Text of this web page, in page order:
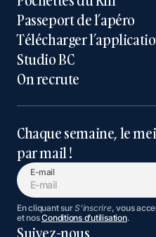
Passeport de l’apéro
Télécharger
Studio BC
On recrute
Chaque semaine, le
par mail !
E-mail
En cliquant surS'inscrire, vous
et nosConditions d’utilisation.
Suivez-nous